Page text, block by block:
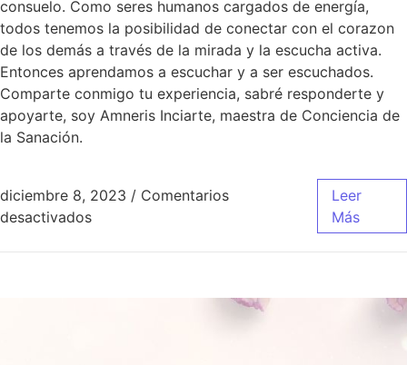
consuelo. Como seres humanos cargados de energía,
todos tenemos la posibilidad de conectar con el corazon
de los demás a través de la mirada y la escucha activa.
Entonces aprendamos a escuchar y a ser escuchados.
Comparte conmigo tu experiencia, sabré responderte y
apoyarte, soy Amneris Inciarte, maestra de Conciencia de
la Sanación.
diciembre 8, 2023 / Comentarios
desactivados
Leer
Más